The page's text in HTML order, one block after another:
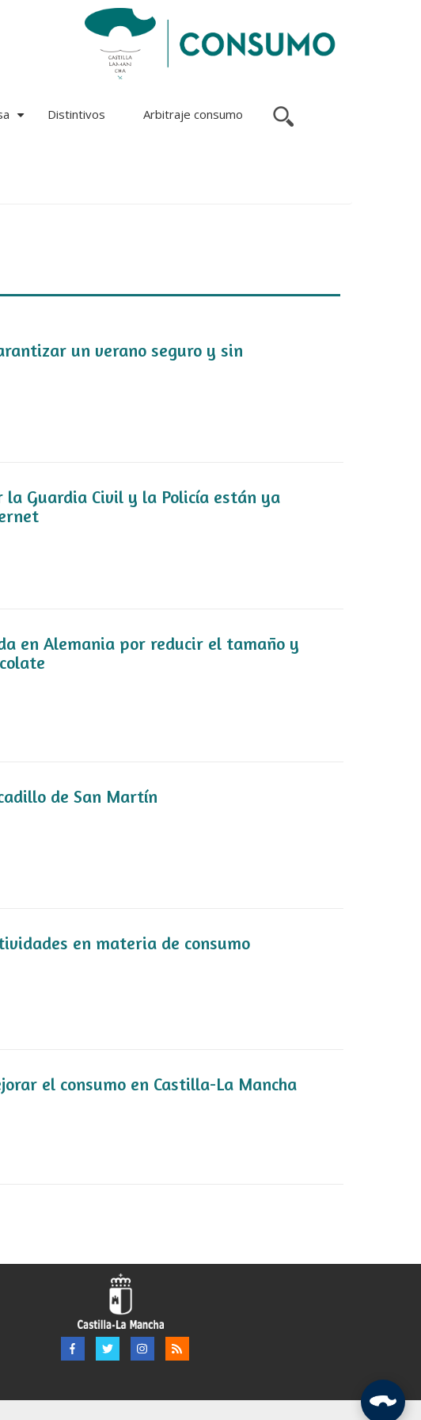
Distintivos Arbitraje consumo
un verano seguro y sin
Guardia Civil y la Policía están ya
en Alemania por reducir el tamaño y
de San Martín
en materia de consumo
el consumo en Castilla-La Mancha